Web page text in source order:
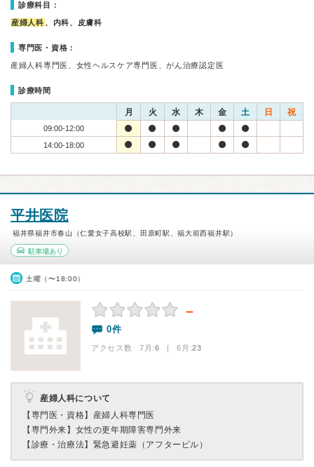
診療科目：
産婦人科 、内科、皮膚科
専門医・資格：
産婦人科専門医、女性ヘルスケア専門医、がん治療認定医
診療時間
月 火 水 木 金 土 日 祝
09:00-12:00
14:00-18:00
平井医院
福井県福井市春山（仁愛女子高校駅、田原町駅、福大前西福井駅）
駐車場あり
土曜（〜18:00）
－
0件
アクセス数 7月:6 | 6月:23
産婦人科について
【専門医・資格】 産婦人科専門医
【専門外来】 女性の更年期障害専門外来
【診療・治療法】 緊急避妊薬（アフターピル）